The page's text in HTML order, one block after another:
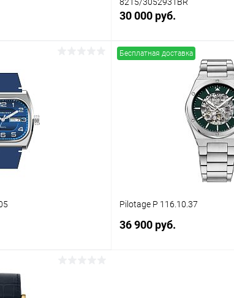
Сравнение
В наличии
30 000 руб.
В
Купить в 1 клик
Бесплатная доставка
Pilotage P 116.10.37
36 900 руб.